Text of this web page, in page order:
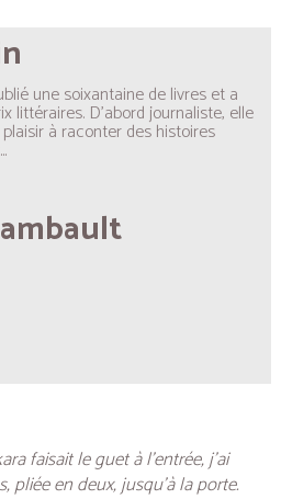
une soixantaine de livres et a
littéraires. D’abord journaliste, elle
à raconter des histoires
faisait le guet à l’entrée, j’ai
pliée en deux, jusqu’à la porte.